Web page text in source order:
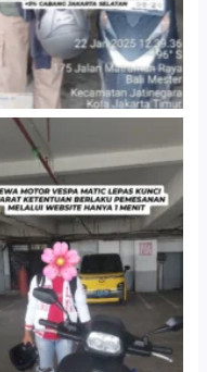
Cityplaza Jatinegara
Gedung Parkir P6A